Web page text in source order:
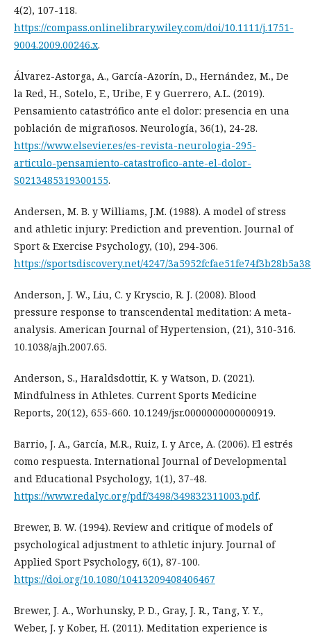
4(2), 107-118.
https://compass.onlinelibrary.wiley.com/doi/10.1111/j.1751-
9004.2009.00246.x.
Álvarez-Astorga, A., García-Azorín, D., Hernández, M., De
la Red, H., Sotelo, E., Uribe, F. y Guerrero, A.L. (2019).
Pensamiento catastrófico ante el dolor: presencia en una
población de migrañosos. Neurología, 36(1), 24-28.
https://www.elsevier.es/es-revista-neurologia-295-
articulo-pensamiento-catastrofico-ante-el-dolor-
S0213485319300155.
Andersen, M. B. y Williams, J.M. (1988). A model of stress
and athletic injury: Prediction and prevention. Journal of
Sport & Exercise Psychology, (10), 294-306.
https://sportsdiscovery.net/4247/
Anderson, J. W., Liu, C. y Kryscio, R. J. (2008). Blood
pressure response to transcendental meditation: A meta-
analysis. American Journal of Hypertension, (21), 310-316.
10.1038/ajh.2007.65.
Anderson, S., Haraldsdottir, K. y Watson, D. (2021).
Mindfulness in Athletes. Current Sports Medicine
Reports, 20(12), 655-660. 10.1249/jsr.0000000000000919.
Barrio, J. A., García, M.R., Ruiz, I. y Arce, A. (2006). El estrés
como respuesta. International Journal of Developmental
and Educational Psychology, 1(1), 37-48.
https://www.redalyc.org/pdf/3498/349832311003.pdf.
Brewer, B. W. (1994). Review and critique of models of
psychological adjustment to athletic injury. Journal of
Applied Sport Psychology, 6(1), 87-100.
https://doi.org/10.1080/10413209408406467
Brewer, J. A., Worhunsky, P. D., Gray, J. R., Tang, Y. Y.,
Weber, J. y Kober, H. (2011). Meditation experience is